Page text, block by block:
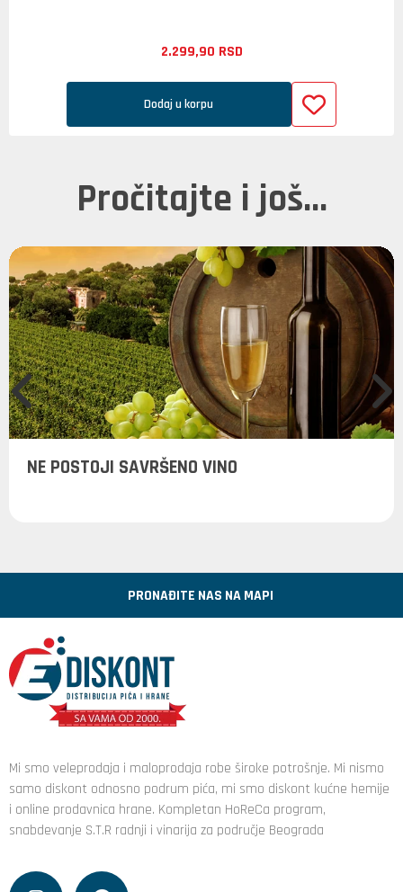
2.299,90 RSD
Dodaj u korpu
Pročitajte i još...
NE POSTOJI SAVRŠENO VINO
PRONAĐITE NAS NA MAPI
Mi smo veleprodaja i maloprodaja robe široke potrošnje. Mi nismo
samo diskont odnosno podrum pića, mi smo diskont kućne hemije
i online prodavnica hrane. Kompletan HoReCa program,
snabdevanje S.T.R radnji i vinarija za područje Beograda